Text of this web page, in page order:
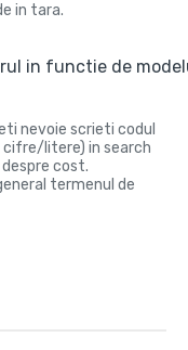
in tara.
in functie de
nevoie scrieti codul
litere) in search
cost.
termenul de